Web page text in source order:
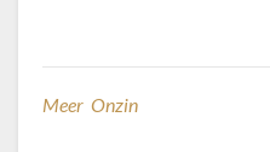
Meer Onzin